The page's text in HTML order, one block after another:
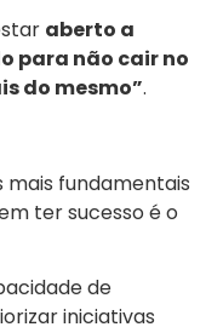
aberto a
para não cair no
do mesmo”.
mais fundamentais
ter sucesso é o
de
iniciativas